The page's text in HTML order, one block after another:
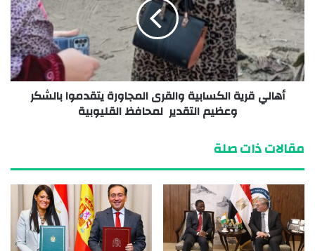
أهالي قرية الكسابية والقرى المجاورة يتقدموا بالشكر
وعظيم التقدير لمحافظ القليوبية
مقالات ذات صلة